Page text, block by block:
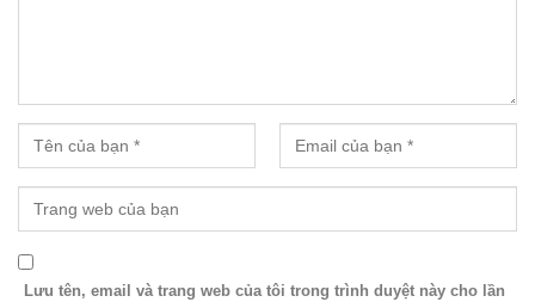
Lưu tên, email và trang web của tôi trong trình duyệt này cho lần